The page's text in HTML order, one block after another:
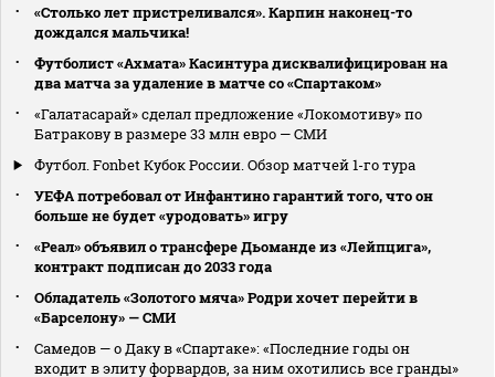
«Столько лет пристреливался». Карпин наконец-то
дождался мальчика!
Футболист «Ахмата» Касинтура дисквалифицирован на
два матча за удаление в матче со «Спартаком»
«Галатасарай» сделал предложение «Локомотиву» по
Батракову в размере 33 млн евро — СМИ
Футбол. Fonbet Кубок России. Обзор матчей 1-го тура
УЕФА потребовал от Инфантино гарантий того, что он
больше не будет «уродовать» игру
«Реал» объявил о трансфере Дьоманде из «Лейпцига»,
контракт подписан до 2033 года
Обладатель «Золотого мяча» Родри хочет перейти в
«Барселону» — СМИ
Самедов — о Даку в «Спартаке»: «Последние годы он
входит в элиту форвардов, за ним охотились все гранды»